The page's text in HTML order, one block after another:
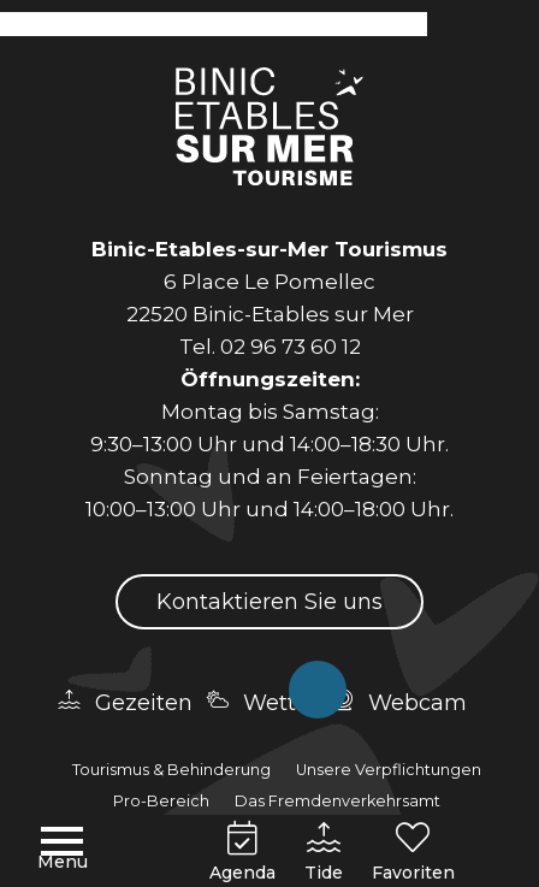
Agenda Tide Favoriten
Menu
Binic-Etables-sur-Mer Tourismus
6 Place Le Pomellec
22520 Binic-Etables sur Mer
Tel. 02 96 73 60 12
Öffnungszeiten:
Montag bis Samstag:
9:30–13:00 Uhr und 14:00–18:30 Uhr.
Sonntag und an Feiertagen:
10:00–13:00 Uhr und 14:00–18:00 Uhr.
Kontaktieren Sie uns
Gezeiten Wetter Webcam
Tourismus & Behinderung
Unsere Verpflichtungen
Pro-Bereich
Das Fremdenverkehrsamt
Unsere Broschüren